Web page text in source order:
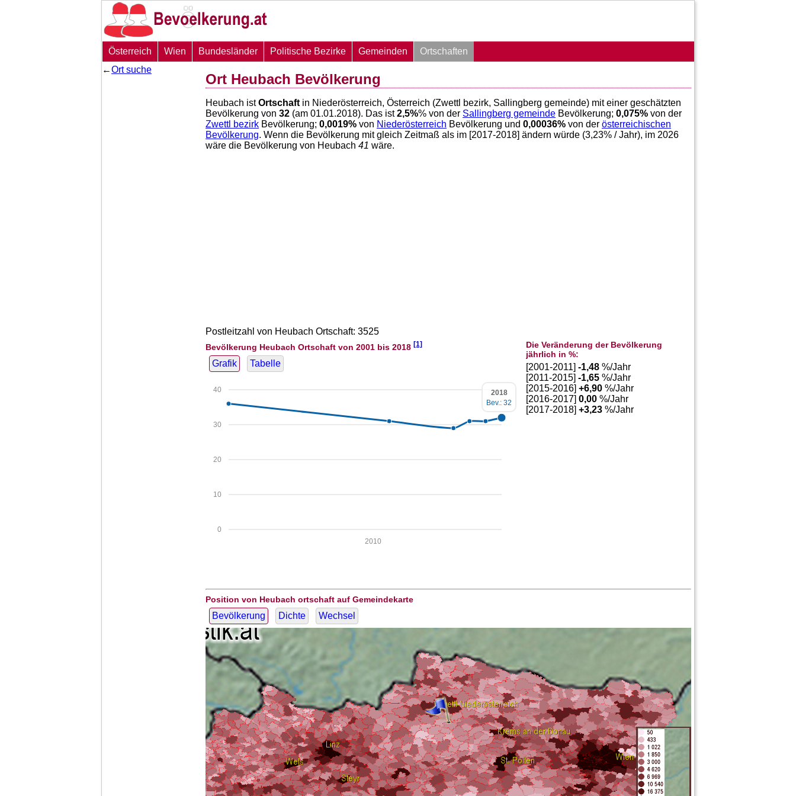
Österreich Wien Bundesländer Politische Bezirke Gemeinden
Ortschaften
←Ort suche
Ort Heubach Bevölkerung
Heubach istOrtschaft in Niederösterreich, Österreich (Zwettl bezirk, Sallingberg gemeinde) mit einer geschätzten
Bevölkerung von 32 (am 01.01.2018). Das ist2,5%% von der Sallingberg gemeinde Bevölkerung; 0,075% von der
Zwettl bezirk Bevölkerung; 0,0019% von Niederösterreich Bevölkerung und 0,00036% von der österreichischen
Bevölkerung. Wenn die Bevölkerung mit gleich Zeitmaß als im [2017-2018] ändern würde (3,23% / Jahr), im 2026
wäre die Bevölkerung von Heubach 41 wäre.
Postleitzahl von Heubach Ortschaft: 3525
Bevölkerung Heubach Ortschaft von 2001 bis 2018 [1]
Grafik Tabelle
0
10
20
30
40
2010
2018
Bev.: 32
Die Veränderung der Bevölkerung
jährlich in %:
[2001-2011]-1,48 %/Jahr
[2011-2015]-1,65 %/Jahr
[2015-2016]+6,90 %/Jahr
[2016-2017]0,00 %/Jahr
[2017-2018]+3,23 %/Jahr
Position von Heubach ortschaft auf Gemeindekarte
Bevölkerung Dichte Wechsel